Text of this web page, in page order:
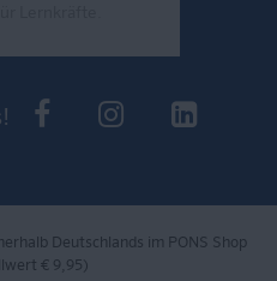
PONS beiPONS bei
Deutschlands im PONS Shop
€ 9,95)